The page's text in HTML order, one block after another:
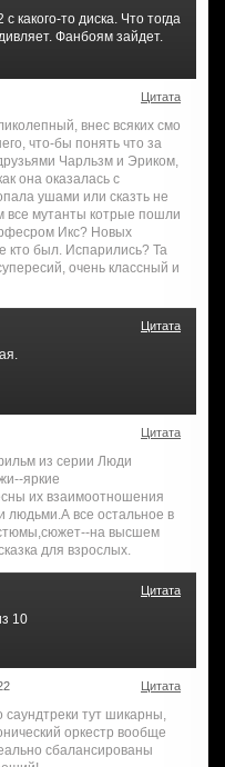
какого-то диска. Что тогда
Фанбоям зайдет.
Цитата
внес всяких смо
что-бы понять что за
Чарльзм и Эриком,
она оказалась с
ушами или сказть не
все мутанты котрые пошли
Икс? Новых
кто был. Испарились? Та
очень классный и
Цитата
Цитата
из серии Люди
яркие
их взаимоотношения
людьми.А все остальное в
на высшем
для взрослых.
Цитата
10
Цитата
саундтреки тут шикарны,
оркестр вообще
сбалансированы